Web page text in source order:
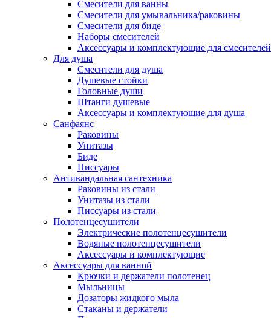
Смесители для ванны
Смесители для умывальника/раковины
Смесители для биде
Наборы смесителей
Аксессуары и комплектующие для смесителей
Для душа
Смесители для душа
Душевые стойки
Головные души
Штанги душевые
Аксессуары и комплектующие для душа
Санфаянс
Раковины
Унитазы
Биде
Писсуары
Антивандальная сантехника
Раковины из стали
Унитазы из стали
Писсуары из стали
Полотенцесушители
Электрические полотенцесушители
Водяные полотенцесушители
Аксессуары и комплектующие
Аксессуары для ванной
Крючки и держатели полотенец
Мыльницы
Дозаторы жидкого мыла
Стаканы и держатели